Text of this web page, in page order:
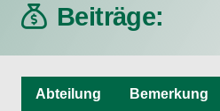
Beiträge:
Abteilung Bemerkung